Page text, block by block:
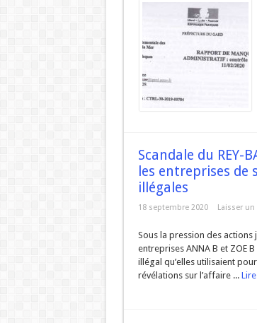
Scandale du REY-
les entreprises
illégales
18 septembre 2020 Laisser
Sous la pression des actions
entreprises ANNA B et ZOE
illégal qu’elles utilisaient
révélations sur l’affaire ...